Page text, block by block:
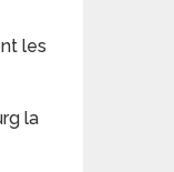
les
la